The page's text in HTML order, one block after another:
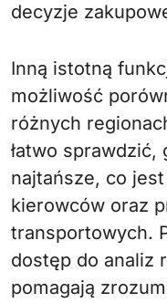
decyzje
Inną istotną
możliwość
różnych
łatwo sprawdzić,
najtańsze, co
kierowców oraz
transportowych.
dostęp do analiz
pomagają